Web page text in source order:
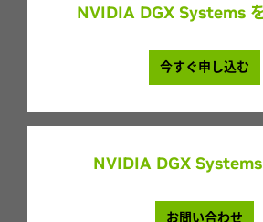
NVIDIA DGX Systems
今すぐ申し込む
NVIDIA DGX
お問い合わせ